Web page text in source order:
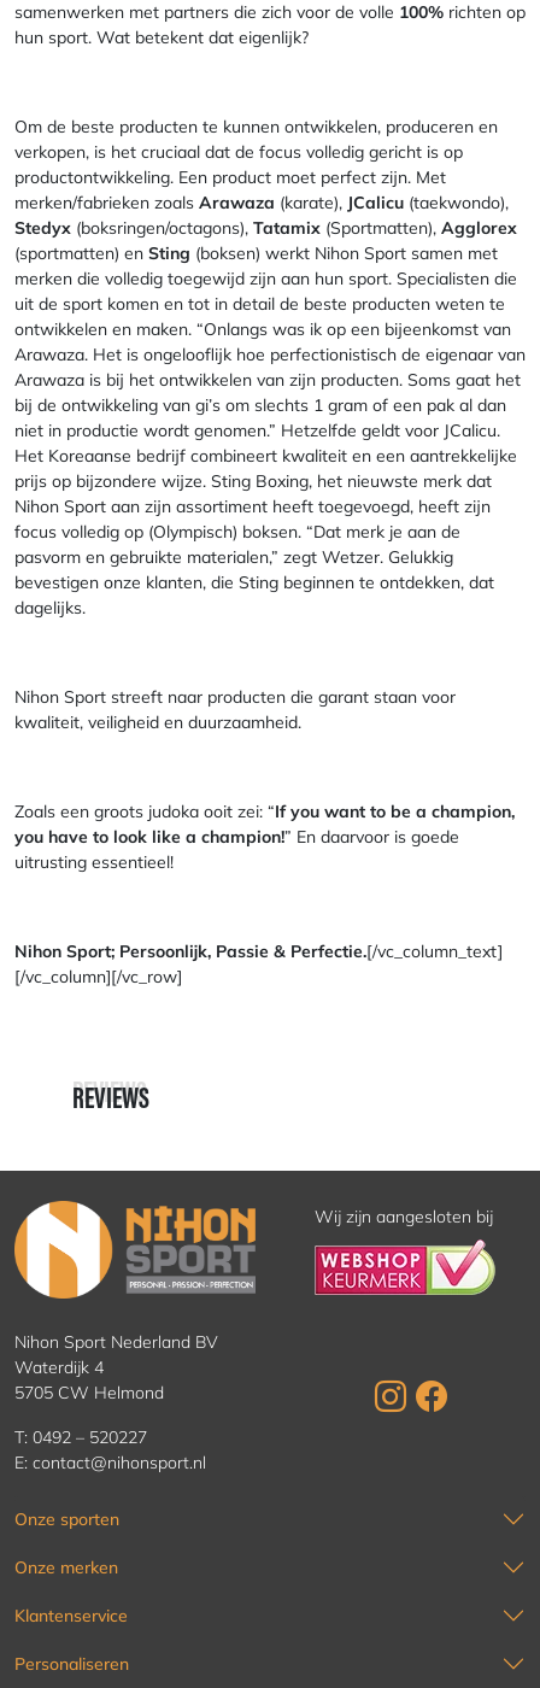
samenwerken met partners die zich voor de volle 100% richten op
hun sport. Wat betekent dat eigenlijk?
Om de beste producten te kunnen ontwikkelen, produceren en
verkopen, is het cruciaal dat de focus volledig gericht is op
productontwikkeling. Een product moet perfect zijn. Met
merken/fabrieken zoals Arawaza (karate), JCalicu (taekwondo),
Stedyx (boksringen/octagons), Tatamix (Sportmatten), Agglorex
(sportmatten) en Sting (boksen) werkt Nihon Sport samen met
merken die volledig toegewijd zijn aan hun sport. Specialisten die
uit de sport komen en tot in detail de beste producten weten te
ontwikkelen en maken. “Onlangs was ik op een bijeenkomst van
Arawaza. Het is ongelooflijk hoe perfectionistisch de eigenaar van
Arawaza is bij het ontwikkelen van zijn producten. Soms gaat het
bij de ontwikkeling van gi’s om slechts 1 gram of een pak al dan
niet in productie wordt genomen.” Hetzelfde geldt voor JCalicu.
Het Koreaanse bedrijf combineert kwaliteit en een aantrekkelijke
prijs op bijzondere wijze. Sting Boxing, het nieuwste merk dat
Nihon Sport aan zijn assortiment heeft toegevoegd, heeft zijn
focus volledig op (Olympisch) boksen. “Dat merk je aan de
pasvorm en gebruikte materialen,” zegt Wetzer. Gelukkig
bevestigen onze klanten, die Sting beginnen te ontdekken, dat
dagelijks.
Nihon Sport streeft naar producten die garant staan voor
kwaliteit, veiligheid en duurzaamheid.
Zoals een groots judoka ooit zei: “If you want to be a champion,
you have to look like a champion!” En daarvoor is goede
uitrusting essentieel!
Nihon Sport; Persoonlijk, Passie & Perfectie.[/vc_column_text]
[/vc_column][/vc_row]
REVIEWS
REVIEWS
Wij zijn aangesloten bij
Nihon Sport Nederland BV
Waterdijk 4
5705 CW Helmond
T: 0492 – 520227
E: contact@nihonsport.nl
Onze sporten
Onze merken
Klantenservice
Personaliseren